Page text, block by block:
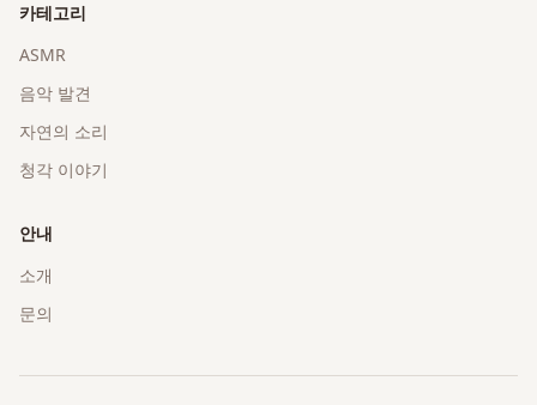
카테고리
ASMR
음악 발견
자연의 소리
청각 이야기
안내
소개
문의